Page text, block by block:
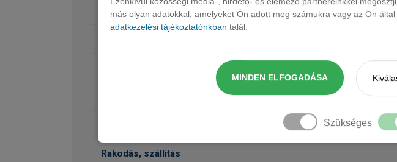
más olyan adatokkal, amelyeket Ön adott meg számukra vagy az Ön
adatkezelési tájékoztatónkban talál.
MINDEN ELFOGADÁSA
Szükséges
Ülések, kárpit, dekor
Vezetéstámogatás, Biztonság
Rakodás, szállítás